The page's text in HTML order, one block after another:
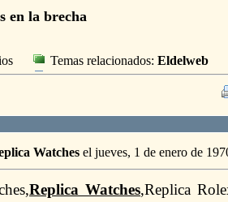
en la brecha
Temas relacionados: Eldelweb
Watches el jueves, 1 de enero de
Replica Watches,Replica